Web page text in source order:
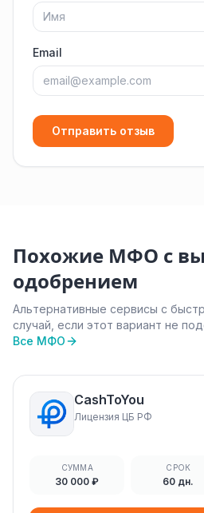
Email
Отправить отзыв
Похожие МФО с
одобрением
Альтернативные сервисы с
случай, если этот вариант не
Все МФО
CashToYou
Лицензия ЦБ РФ
СУММА
30 000 ₽
СРОК
60 дн.